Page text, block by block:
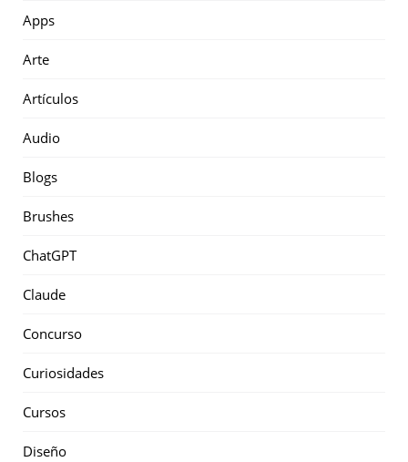
Apps
Arte
Artículos
Audio
Blogs
Brushes
ChatGPT
Claude
Concurso
Curiosidades
Cursos
Diseño